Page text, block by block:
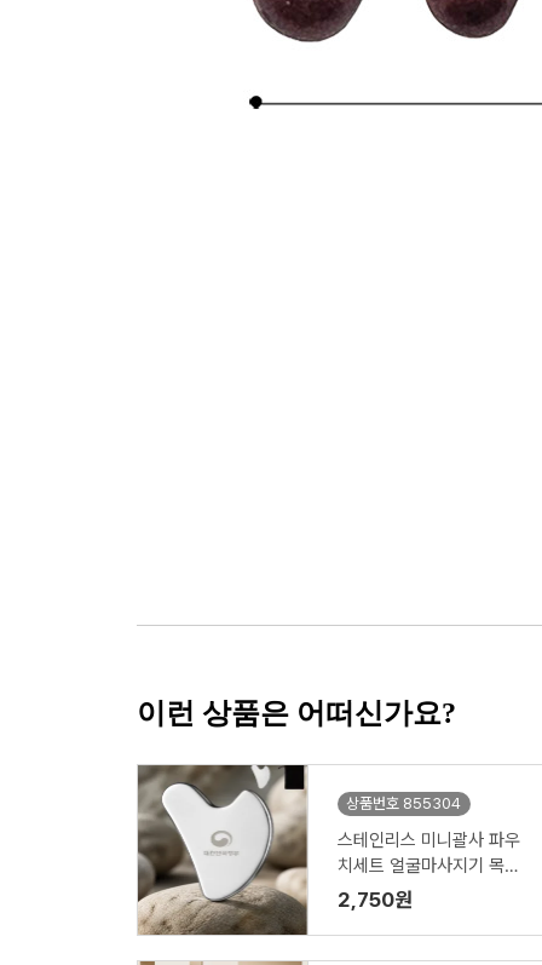
이런 상품은 어떠신가요?
상품번호 855304
스테인리스 미니괄사 파우
치세트 얼굴마사지기 목괄
사
2,750원